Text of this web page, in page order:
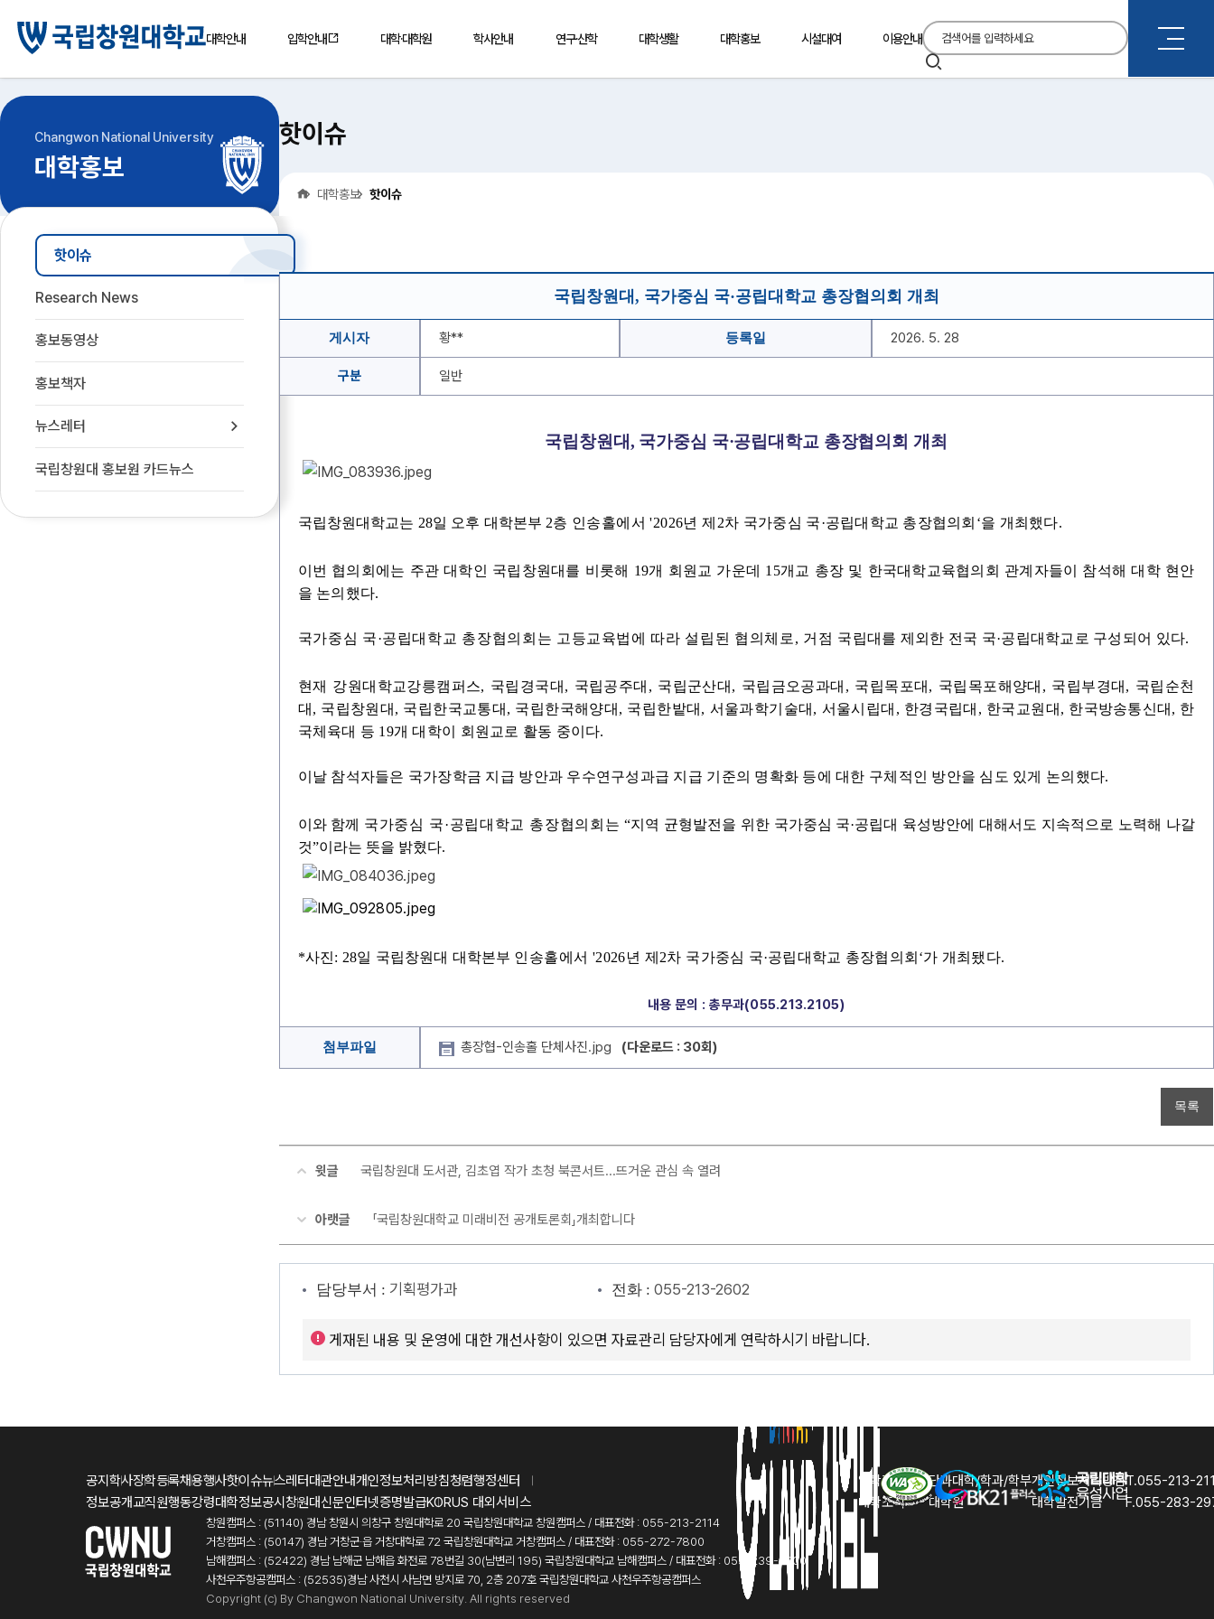
대학안내 입학안내 대학·대학원 학사안내 연구·산학 대학생활 대학홍보 시설대여 이용안내통
합
검
색
검
색
Changwon National University
대학홍보
핫이슈
Research News
홍보동영상
홍보책자
뉴스레터
국립창원대 홍보원 카드뉴스
핫이슈
홈
대학홍보 핫이슈
핫
게
상
기
국립창원대, 국가중심 국·공립대학교 총장협의회 개최
게시자 황** 등록일 2026. 5. 28
구분 일반
국립창원대, 국가중심 국·공립대학교 총장협의회 개최
국립창원대학교는 28일 오후 대학본부 2층 인송홀에서 '2026년 제2차 국가중심 국·공립대학교 총장협의회‘을 개최했다.
이번 협의회에는 주관 대학인 국립창원대를 비롯해 19개 회원교 가운데 15개교 총장 및 한국대학교육협의회 관계자들이 참석해 대학 현안
을 논의했다.
국가중심 국·공립대학교 총장협의회는 고등교육법에 따라 설립된 협의체로, 거점 국립대를 제외한 전국 국·공립대학교로 구성되어 있다.
현재 강원대학교강릉캠퍼스, 국립경국대, 국립공주대, 국립군산대, 국립금오공과대, 국립목포대, 국립목포해양대, 국립부경대, 국립순천
대, 국립창원대, 국립한국교통대, 국립한국해양대, 국립한밭대, 서울과학기술대, 서울시립대, 한경국립대, 한국교원대, 한국방송통신대, 한
국체육대 등 19개 대학이 회원교로 활동 중이다.
이날 참석자들은 국가장학금 지급 방안과 우수연구성과급 지급 기준의 명확화 등에 대한 구체적인 방안을 심도 있게 논의했다.
이와 함께 국가중심 국·공립대학교 총장협의회는 “지역 균형발전을 위한 국가중심 국·공립대 육성방안에 대해서도 지속적으로 노력해 나갈
것”이라는 뜻을 밝혔다.
*사진: 28일 국립창원대 대학본부 인송홀에서 '2026년 제2차 국가중심 국·공립대학교 총장협의회‘가 개최됐다.
내용 문의 : 총무과(055.213.2105)
첨부파일 총장협-인송홀 단체사진.jpg (다운로드 : 30회)
목록
윗글 국립창원대 도서관, 김초엽 작가 초청 북콘서트...뜨거운 관심 속 열려
아랫글 「국립창원대학교 미래비전 공개토론회」개최합니다
담당부서 : 기획평가과 전화 : 055-213-2602
게재된 내용 및 운영에 대한 개선사항이 있으면 자료관리 담당자에게 연락하시기 바랍니다.
공지 학사장학등록채용행사핫이슈뉴스레터대관안내개인정보처리방침청렴행정센터
정보공개교직원행동강령대학정보공시 창원대신문인터넷증명발급KORUS 대외서비스
입학홈페이지
대학조직
단과대학/학과/학부
대학원
개인정보처리방침
대학발전기금
T.055-213-
F.055-283-
창원캠퍼스 : (51140) 경남 창원시 의창구 창원대학로 20 국립창원대학교 창원캠퍼스 / 대표전화 : 055-213-2114
거창캠퍼스 : (50147) 경남 거창군·읍 거창대학로 72 국립창원대학교 거창캠퍼스 / 대표전화 : 055-272-7800
남해캠퍼스 : (52422) 경남 남해군 남해읍 화전로 78번길 30(남변리 195) 국립창원대학교 남해캠퍼스 / 대표전화 : 055-239-7300
사천우주항공캠퍼스 : (52535)경남 사천시 사남면 방지로 70, 2층 207호 국립창원대학교 사천우주항공캠퍼스
Copyright (c) By Changwon National University. All rights reserved